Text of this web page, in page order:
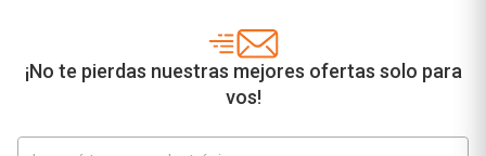
¡No te pierdas nuestras mejores ofertas solo para
vos!